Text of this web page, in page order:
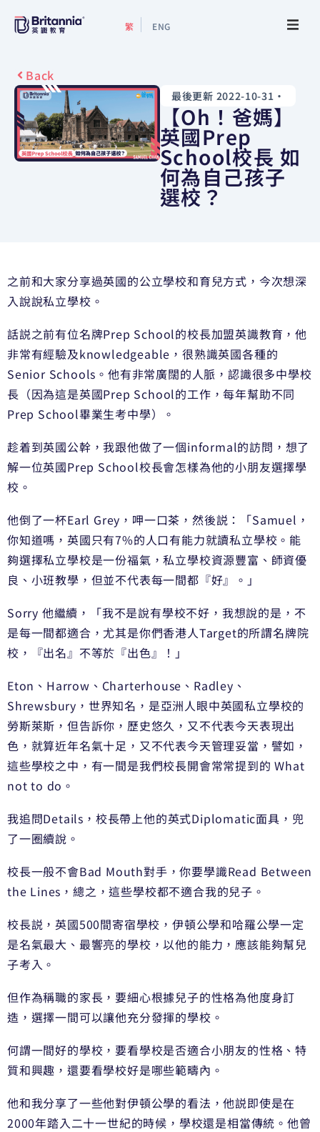
繁 ENG
最新活動
升學指南
Back
最後更新 2022-10-31 •
【Oh！爸媽】
英國Prep
School校長 如
何為自己孩子
選校？
之前和大家分享過英國的公立學校和育兒方式，今次想深
入說說私立學校。
話説之前有位名牌Prep School的校長加盟英識教育，他
非常有經驗及knowledgeable，很熟識英國各種的
Senior Schools。他有非常廣闊的人脈，認識很多中學校
長（因為這是英國Prep School的工作，每年幫助不同
Prep School畢業生考中學）。
趁着到英國公幹，我跟他做了一個informal的訪問，想了
解一位英國Prep School校長會怎樣為他的小朋友選擇學
校。
他倒了一杯Earl Grey，呷一口茶，然後説：「Samuel，
你知道嗎，英國只有7%的人口有能力就讀私立學校。能
夠選擇私立學校是一份福氣，私立學校資源豐富、師資優
良、小班教學，但並不代表每一間都『好』。」
Sorry 他繼續，「我不是說有學校不好，我想說的是，不
是每一間都適合，尤其是你們香港人Target的所謂名牌院
校，『出名』不等於『出色』！」
Eton、Harrow、Charterhouse、Radley、
Shrewsbury，世界知名，是亞洲人眼中英國私立學校的
勞斯萊斯，但告訴你，歷史悠久，又不代表今天表現出
色，就算近年名氣十足，又不代表今天管理妥當，譬如，
這些學校之中，有一間是我們校長開會常常提到的 What
not to do。
我追問Details，校長帶上他的英式Diplomatic面具，兜
了一圈續說。
校長一般不會Bad Mouth對手，你要學識Read Between
the Lines，總之，這些學校都不適合我的兒子。
校長説，英國500間寄宿學校，伊頓公學和哈羅公學一定
是名氣最大、最響亮的學校，以他的能力，應該能夠幫兒
子考入。
但作為稱職的家長，要細心根據兒子的性格為他度身訂
造，選擇一間可以讓他充分發揮的學校。
何謂一間好的學校，要看學校是否適合小朋友的性格、特
質和興趣，還要看學校好是哪些範疇內。
他和我分享了一些他對伊頓公學的看法，他説即使是在
2000年踏入二十一世紀的時候，學校還是相當傳統。他曾